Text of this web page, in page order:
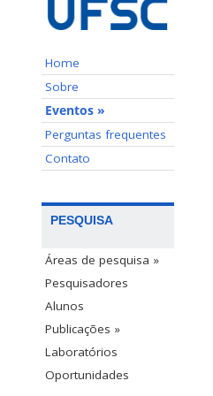
Home
Sobre
Eventos »
Perguntas frequentes
Contato
PESQUISA
Áreas de pesquisa »
Pesquisadores
Alunos
Publicações »
Laboratórios
Oportunidades